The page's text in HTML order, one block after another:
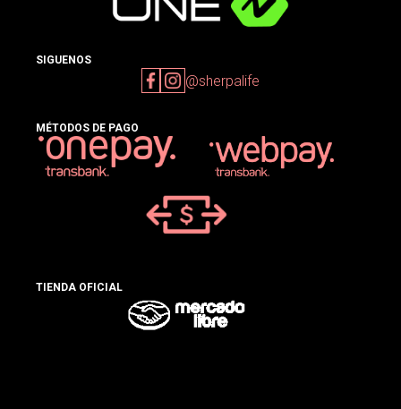
SIGUENOS
@sherpalife
MÉTODOS DE PAGO
TIENDA OFICIAL